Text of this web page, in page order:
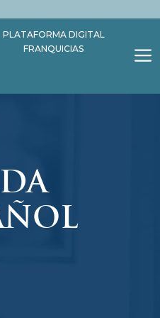
PLATAFORMA DIGITAL
FRANQUICIAS